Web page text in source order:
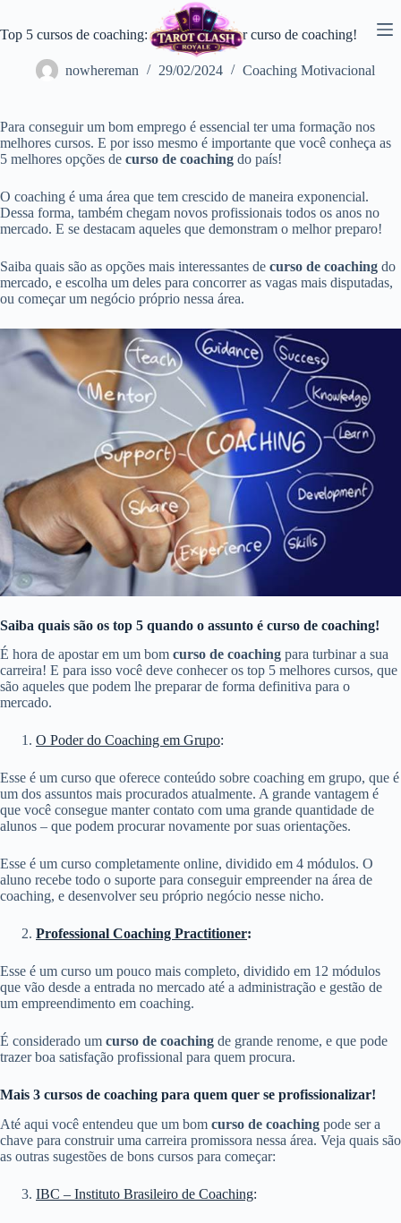
o
Top 5 cursos de coaching: escolha o melhor curso de coaching!
nowhereman 29/02/2024 Coaching Motivacional
Para conseguir um bom emprego é essencial ter uma formação nos
melhores cursos. E por isso mesmo é importante que você conheça as
5 melhores opções de curso de coaching do país!
O coaching é uma área que tem crescido de maneira exponencial.
Dessa forma, também chegam novos profissionais todos os anos no
mercado. E se destacam aqueles que demonstram o melhor preparo!
Saiba quais são as opções mais interessantes de curso de coaching do
mercado, e escolha um deles para concorrer as vagas mais disputadas,
ou começar um negócio próprio nessa área.
Saiba quais são os top 5 quando o assunto é curso de coaching!
É hora de apostar em um bom curso de coaching para turbinar a sua
carreira! E para isso você deve conhecer os top 5 melhores cursos, que
são aqueles que podem lhe preparar de forma definitiva para o
mercado.
O Poder do Coaching em Grupo:
Esse é um curso que oferece conteúdo sobre coaching em grupo, que é
um dos assuntos mais procurados atualmente. A grande vantagem é
que você consegue manter contato com uma grande quantidade de
alunos – que podem procurar novamente por suas orientações.
Esse é um curso completamente online, dividido em 4 módulos. O
aluno recebe todo o suporte para conseguir empreender na área de
coaching, e desenvolver seu próprio negócio nesse nicho.
Professional Coaching Practitioner:
Esse é um curso um pouco mais completo, dividido em 12 módulos
que vão desde a entrada no mercado até a administração e gestão de
um empreendimento em coaching.
É considerado um curso de coaching de grande renome, e que pode
trazer boa satisfação profissional para quem procura.
Mais 3 cursos de coaching para quem quer se profissionalizar!
Até aqui você entendeu que um bom curso de coaching pode ser a
chave para construir uma carreira promissora nessa área. Veja quais são
as outras sugestões de bons cursos para começar:
IBC – Instituto Brasileiro de Coaching: